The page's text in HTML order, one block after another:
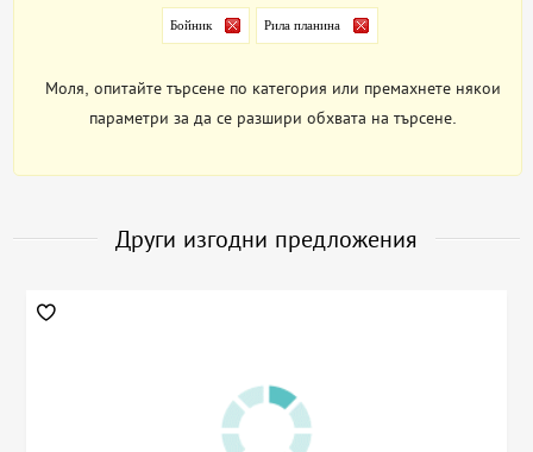
Бойник Рила планина
Моля, опитайте търсене по категория или премахнете някои
параметри за да се разшири обхвата на търсене.
Други изгодни предложения